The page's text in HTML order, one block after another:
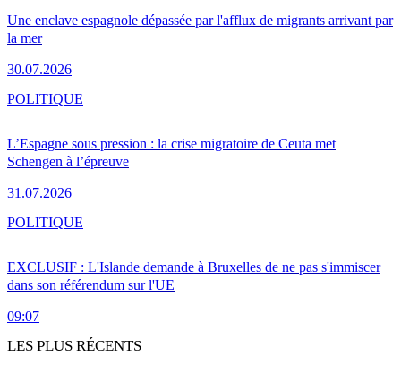
Une enclave espagnole dépassée par l'afflux de migrants arrivant par
la mer
30.07.2026
L’Espagne sous pression : la crise migratoire de Ceuta met
Schengen à l’épreuve
31.07.2026
POLITIQUE
EXCLUSIF : L'Islande demande à Bruxelles de ne pas s'immiscer
dans son référendum sur l'UE
09:07
POLITIQUE
LES PLUS RÉCENTS